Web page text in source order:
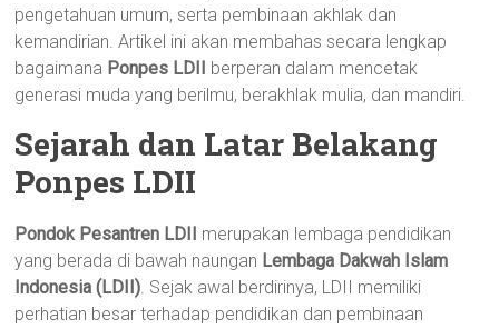
pengetahuan umum, serta pembinaan akhlak dan
kemandirian. Artikel ini akan membahas secara lengkap
bagaimana Ponpes LDII berperan dalam mencetak
generasi muda yang berilmu, berakhlak mulia, dan mandiri.
Sejarah dan Latar Belakang
Ponpes LDII
Pondok Pesantren LDII merupakan lembaga pendidikan
yang berada di bawah naungan Lembaga Dakwah Islam
Indonesia (LDII). Sejak awal berdirinya, LDII memiliki
perhatian besar terhadap pendidikan dan pembinaan